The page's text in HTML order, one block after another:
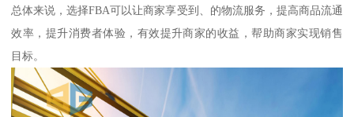
总体来说，选择FBA可以让商家享受到、的物流服务，提高商品流通
效率，提升消费者体验，有效提升商家的收益，帮助商家实现销售
目标。